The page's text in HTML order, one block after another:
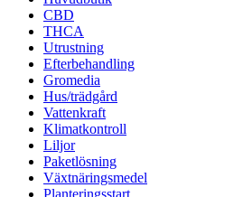
CBD
THCA
Utrustning
Efterbehandling
Gromedia
Hus/trädgård
Vattenkraft
Klimatkontroll
Liljor
Paketlösning
Växtnäringsmedel
Planteringsstart